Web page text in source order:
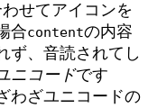
せてアイコンを
合contentの内容
ず、音読されてし
ニコードです
わざユニコードの